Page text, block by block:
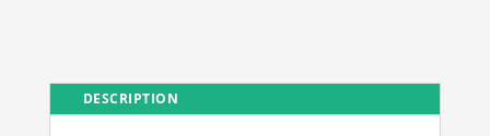
DESCRIPTION